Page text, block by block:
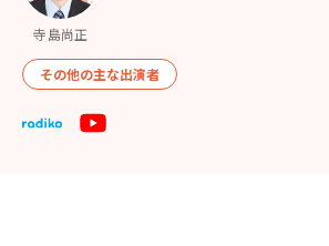
寺島尚正
その他の主な出演者